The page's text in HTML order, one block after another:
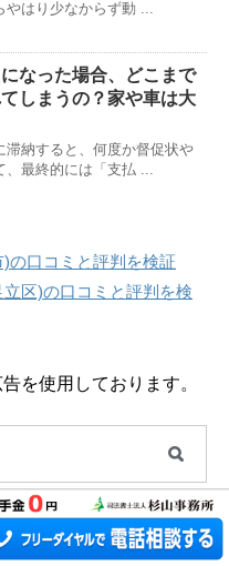
やはり少なからず動 ...
なった場合、どこまで
しまうの？家や車は大
滞納すると、何度か督促状や
、最終的には「支払 ...
の口コミと評判を検証
区)の口コミと評判を検
を使用しております。